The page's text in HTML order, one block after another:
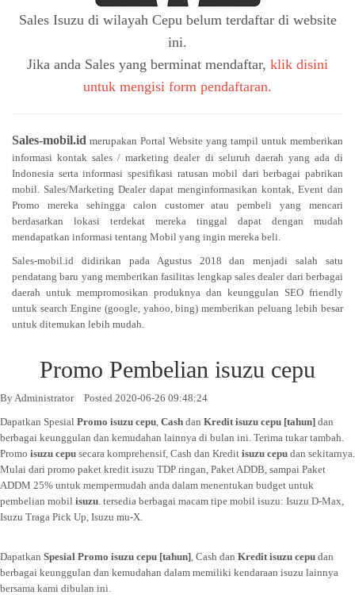
Sales Isuzu di wilayah Cepu belum terdaftar di website
ini.
Jika anda Sales yang berminat mendaftar, klik disini
untuk mengisi form pendaftaran.
Sales-mobil.id merupakan Portal Website yang tampil untuk memberikan
informasi kontak sales / marketing dealer di seluruh daerah yang ada di
Indonesia serta informasi spesifikasi ratusan mobil dari berbagai pabrikan
mobil. Sales/Marketing Dealer dapat menginformasikan kontak, Event dan
Promo mereka sehingga calon customer atau pembeli yang mencari
berdasarkan lokasi terdekat mereka tinggal dapat dengan mudah
mendapatkan informasi tentang Mobil yang ingin mereka beli.
Sales-mobil.id didirikan pada Agustus 2018 dan menjadi salah satu
pendatang baru yang memberikan fasilitas lengkap sales dealer dari berbagai
daerah untuk mempromosikan produknya dan keunggulan SEO friendly
untuk search Engine (google, yahoo, bing) memberikan peluang lebih besar
untuk ditemukan lebih mudah.
Promo Pembelian isuzu cepu
ByAdministrator
Posted 2020-06-26 09:48:24
Dapatkan Spesial Promo isuzu cepu, Cash dan Kreditisuzu cepu [tahun] dan
berbagai keunggulan dan kemudahan lainnya di bulan ini. Terima tukar tambah.
Promo isuzu cepu secara komprehensif, Cash dan Kredit isuzu cepu dan sekitarnya.
Mulai dari promo paket kredit isuzu TDP ringan, Paket ADDB, sampai Paket
ADDM 25% untuk mempermudah anda dalam menentukan budget untuk
pembelian mobil isuzu. tersedia berbagai macam tipe mobil isuzu: Isuzu D-Max,
Isuzu Traga Pick Up, Isuzu mu-X.
Dapatkan Spesial Promo isuzu cepu [tahun], Cash dan Kreditisuzu cepu dan
berbagai keunggulan dan kemudahan dalam memiliki kendaraan isuzu lainnya
bersama kami dibulan ini.